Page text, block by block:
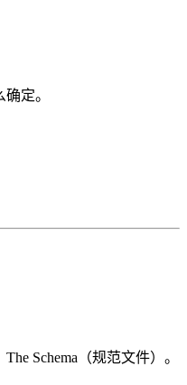
定。
Schema（规范文件）。